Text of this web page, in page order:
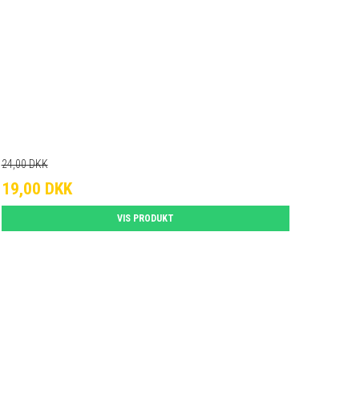
24,00 DKK
19,00 DKK
VIS PRODUKT